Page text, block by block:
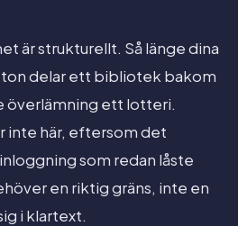
är strukturellt. Så länge dina
delar ett bibliotek bakom
överlämning ett lotteri.
inte här, eftersom det
som redan låste
en riktig gräns, inte en
i klartext.